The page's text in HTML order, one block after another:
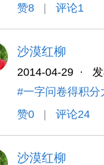
赞8 评论1
沙漠红柳
2014-04-29 ·
#一字问卷得积分
赞0 评论24
沙漠红柳